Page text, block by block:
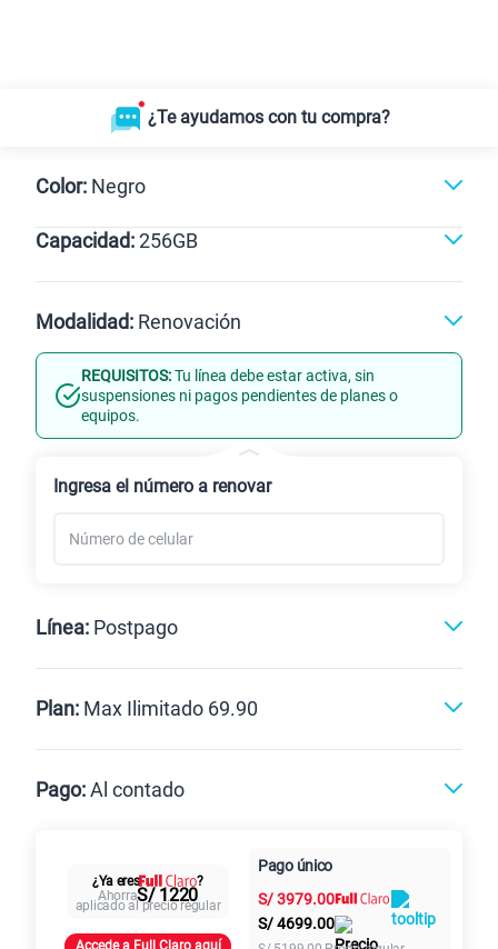
¿Te ayudamos con tu compra?
Color: Negro
Negro Violeta
Capacidad:256GB
256GB
Modalidad: Renovación
Línea Nueva Portabilidad
REQUISITOS:Tu línea debe estar activa, sin
suspensiones ni pagos pendientes de planes o
equipos.
Ingresa el número a renovar
Línea: Postpago
Postpago
Plan: Max Ilimitado 69.90
Paga solo
125GBen alta velocidad
79.90
Pago:Al contado
Al contado Cuotas Claro
intereses
¿Ya eres
?
AhorraS/ 1220
aplicado al precio regular
Accede a Full Claro aquí
Pago único
S/3979.00
S/4699.00